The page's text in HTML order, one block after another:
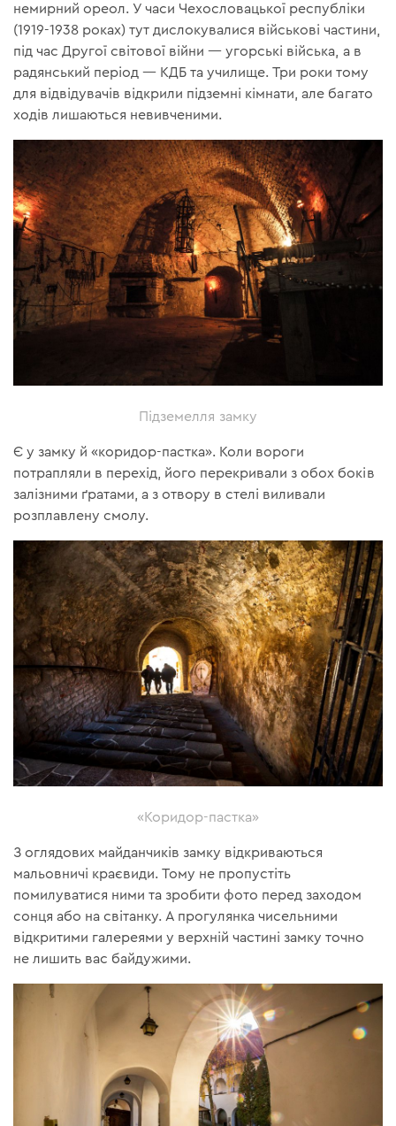
немирний ореол. У часи Чехословацької республіки
(1919-1938 роках) тут дислокувалися військові частини,
під час Другої світової війни — угорські війська, а в
радянський період — КДБ та училище. Три роки тому
для відвідувачів відкрили підземні кімнати, але багато
ходів лишаються невивченими.
Підземелля замку
Є у замку й «коридор-пастка». Коли вороги
потрапляли в перехід, його перекривали з обох боків
залізними ґратами, а з отвору в стелі виливали
розплавлену смолу.
«Коридор-пастка»
З оглядових майданчиків замку відкриваються
мальовничі краєвиди. Тому не пропустіть
помилуватися ними та зробити фото перед заходом
сонця або на світанку. А прогулянка чисельними
відкритими галереями у верхній частині замку точно
не лишить вас байдужими.